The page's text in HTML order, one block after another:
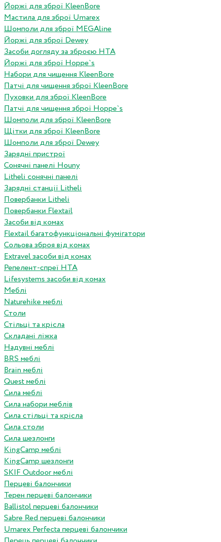
Йоржі для зброї KleenBore
Мастила для зброї Umarex
Шомполи для зброї MEGAline
Йоржі для зброї Dewey
Засоби догляду за зброєю HTA
Йоржі для зброї Hoppe`s
Набори для чищення KleenBore
Патчі для чищення зброї KleenBore
Пуховки для зброї KleenBore
Патчі для чищення зброї Hoppe`s
Шомполи для зброї KleenBore
Щітки для зброї KleenBore
Шомполи для зброї Dewey
Зарядні пристрої
Сонячні панелі Houny
Litheli сонячні панелі
Зарядні станції Litheli
Повербанки Litheli
Повербанки Flextail
Засоби від комах
Flextail багатофункціональні фумігатори
Сольова зброя від комах
Extravel засоби від комах
Репелент-спреї HTA
Lifesystems засоби від комах
Меблі
Naturehike меблі
Столи
Стільці та крісла
Складані ліжка
Надувні меблі
BRS меблі
Brain меблі
Quest меблі
Сила меблі
Сила набори меблів
Сила стільці та крісла
Сила столи
Сила шезлонги
KingCamp меблі
KingCamp шезлонги
SKIF Outdoor меблі
Перцеві балончики
Терен перцеві балончики
Ballistol перцеві балончики
Sabre Red перцеві балончики
Umarex Perfecta перцеві балончики